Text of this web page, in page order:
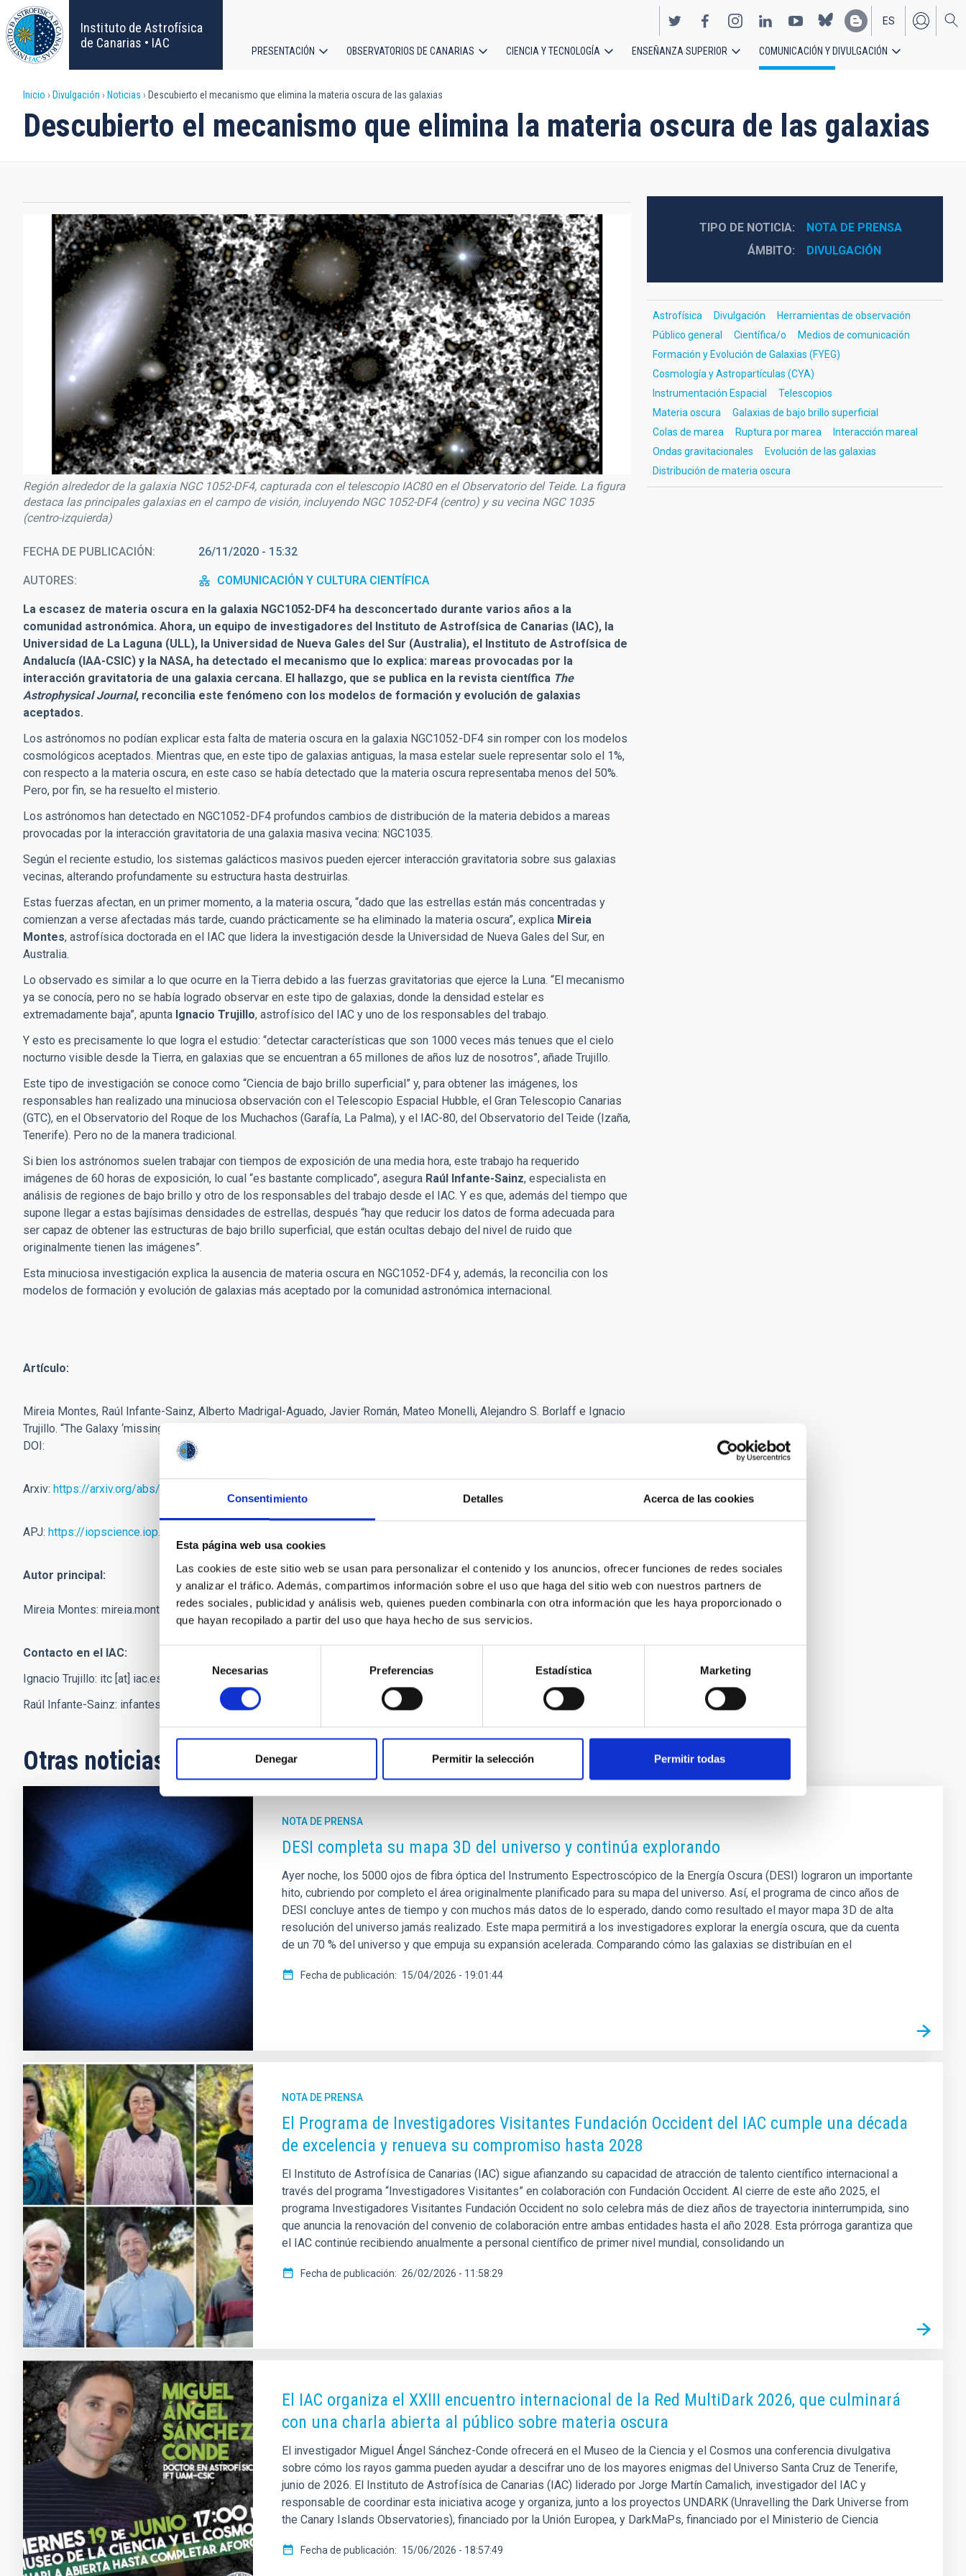
Consentimiento Detalles Acerca de las cookies
Esta página web usa cookies
Las cookies de este sitio web se usan para personalizar el contenido y los anuncios, ofrecer funciones de redes sociales
y analizar el tráfico. Además, compartimos información sobre el uso que haga del sitio web con nuestros partners de
redes sociales, publicidad y análisis web, quienes pueden combinarla con otra información que les haya proporcionado o
que hayan recopilado a partir del uso que haya hecho de sus servicios.
consentimiento
Necesarias Preferencias Estadística Marketing
Denegar Permitir la selección Permitir todas
Pasar
al
contenido
principal
Instituto de Astrofísica
de Canarias • IAC
EN
ES
principal
PRESENTACIÓN OBSERVATORIOS DE CANARIAS CIENCIA Y TECNOLOGÍA ENSEÑANZA SUPERIOR COMUNICACIÓN Y DIVULGACIÓN
Sobrescribir
enlaces
ayuda
navegación
Inicio Divulgación Noticias Descubierto el mecanismo que elimina la materia oscura de las galaxias
Descubierto el mecanismo que elimina la materia oscura de las galaxias
Región alrededor de la galaxia NGC 1052-DF4, capturada con el telescopio IAC80 en el Observatorio del Teide. La figura
destaca las principales galaxias en el campo de visión, incluyendo NGC 1052-DF4 (centro) y su vecina NGC 1035
(centro-izquierda)
FECHA DE PUBLICACIÓN 26/11/2020 - 15:32
AUTORES COMUNICACIÓN Y CULTURA CIENTÍFICA
La escasez de materia oscura en la galaxia NGC1052-DF4 ha desconcertado durante varios años a la
comunidad astronómica. Ahora, un equipo de investigadores del Instituto de Astrofísica de Canarias (IAC), la
Universidad de La Laguna (ULL), la Universidad de Nueva Gales del Sur (Australia), el Instituto de Astrofísica de
Andalucía (IAA-CSIC) y la NASA, ha detectado el mecanismo que lo explica: mareas provocadas por la
interacción gravitatoria de una galaxia cercana. El hallazgo, que se publica en la revista científica The
Astrophysical Journal, reconcilia este fenómeno con los modelos de formación y evolución de galaxias
aceptados.
Los astrónomos no podían explicar esta falta de materia oscura en la galaxia NGC1052-DF4 sin romper con los modelos
cosmológicos aceptados. Mientras que, en este tipo de galaxias antiguas, la masa estelar suele representar solo el 1%,
con respecto a la materia oscura, en este caso se había detectado que la materia oscura representaba menos del 50%.
Pero, por fin, se ha resuelto el misterio.
Los astrónomos han detectado en NGC1052-DF4 profundos cambios de distribución de la materia debidos a mareas
provocadas por la interacción gravitatoria de una galaxia masiva vecina: NGC1035.
Según el reciente estudio, los sistemas galácticos masivos pueden ejercer interacción gravitatoria sobre sus galaxias
vecinas, alterando profundamente su estructura hasta destruirlas.
Estas fuerzas afectan, en un primer momento, a la materia oscura, “dado que las estrellas están más concentradas y
comienzan a verse afectadas más tarde, cuando prácticamente se ha eliminado la materia oscura”, explica Mireia
Montes, astrofísica doctorada en el IAC que lidera la investigación desde la Universidad de Nueva Gales del Sur, en
Australia.
Lo observado es similar a lo que ocurre en la Tierra debido a las fuerzas gravitatorias que ejerce la Luna. “El mecanismo
ya se conocía, pero no se había logrado observar en este tipo de galaxias, donde la densidad estelar es
extremadamente baja”, apunta Ignacio Trujillo, astrofísico del IAC y uno de los responsables del trabajo.
Y esto es precisamente lo que logra el estudio: “detectar características que son 1000 veces más tenues que el cielo
nocturno visible desde la Tierra, en galaxias que se encuentran a 65 millones de años luz de nosotros”, añade Trujillo.
Este tipo de investigación se conoce como “Ciencia de bajo brillo superficial” y, para obtener las imágenes, los
responsables han realizado una minuciosa observación con el Telescopio Espacial Hubble, el Gran Telescopio Canarias
(GTC), en el Observatorio del Roque de los Muchachos (Garafía, La Palma), y el IAC-80, del Observatorio del Teide (Izaña,
Tenerife). Pero no de la manera tradicional.
Si bien los astrónomos suelen trabajar con tiempos de exposición de una media hora, este trabajo ha requerido
imágenes de 60 horas de exposición, lo cual “es bastante complicado”, asegura Raúl Infante-Sainz, especialista en
análisis de regiones de bajo brillo y otro de los responsables del trabajo desde el IAC. Y es que, además del tiempo que
supone llegar a estas bajísimas densidades de estrellas, después “hay que reducir los datos de forma adecuada para
ser capaz de obtener las estructuras de bajo brillo superficial, que están ocultas debajo del nivel de ruido que
originalmente tienen las imágenes”.
Esta minuciosa investigación explica la ausencia de materia oscura en NGC1052-DF4 y, además, la reconcilia con los
modelos de formación y evolución de galaxias más aceptado por la comunidad astronómica internacional.
Artículo:
Mireia Montes, Raúl Infante-Sainz, Alberto Madrigal-Aguado, Javier Román, Mateo Monelli, Alejandro S. Borlaff e Ignacio
Trujillo. “The Galaxy ‘missing dark matter’ NGC1052-DF4 is undergoing tidal disruption”. 2020,
DOI:
Arxiv: https://arxiv.org/abs/2010.09719
APJ: https://iopscience.iop.org/journal/0004-637X
Autor principal:
Mireia Montes: mireia.montes.quiles [at]gmail.com(mireia[dot]montes[dot]quiles[at]gmail[dot]com)
Contacto en el IAC:
Ignacio Trujillo: itc [at] iac.es
(itc[at]iac[dot]es)
Raúl Infante-Sainz: infantesainz gmail.com(infantesainz[at]gmail[dot]com)
TIPO DE NOTICIA
NOTA DE PRENSA
ÁMBITO
DIVULGACIÓN
Astrofísica Divulgación
Herramientas de observación
Público general
Científica/o
Medios de comunicación
Formación y Evolución de Galaxias (FYEG)
Cosmología y Astropartículas (CYA)
Instrumentación Espacial
Telescopios
Materia oscura
Galaxias de bajo brillo superficial
Colas de marea
Ruptura por marea
Interacción mareal
Ondas gravitacionales
Evolución de las galaxias
Distribución de materia oscura
Otras noticias relacionadas
NOTA DE PRENSA
DESI completa su mapa 3D del universo y continúa explorando
Ayer noche, los 5000 ojos de fibra óptica del Instrumento Espectroscópico de la Energía Oscura (DESI) lograron un importante
hito, cubriendo por completo el área originalmente planificado para su mapa del universo. Así, el programa de cinco años de
DESI concluye antes de tiempo y con muchos más datos de lo esperado, dando como resultado el mayor mapa 3D de alta
resolución del universo jamás realizado. Este mapa permitirá a los investigadores explorar la energía oscura, que da cuenta
de un 70 % del universo y que empuja su expansión acelerada. Comparando cómo las galaxias se distribuían en el
Fecha de publicación 15/04/2026 - 19:01:44
NOTA DE PRENSA
El Programa de Investigadores Visitantes Fundación Occident del IAC cumple una década
de excelencia y renueva su compromiso hasta 2028
El Instituto de Astrofísica de Canarias (IAC) sigue afianzando su capacidad de atracción de talento científico internacional a
través del programa “Investigadores Visitantes” en colaboración con Fundación Occident. Al cierre de este año 2025, el
programa Investigadores Visitantes Fundación Occident no solo celebra más de diez años de trayectoria ininterrumpida, sino
que anuncia la renovación del convenio de colaboración entre ambas entidades hasta el año 2028. Esta prórroga garantiza que
el IAC continúe recibiendo anualmente a personal científico de primer nivel mundial, consolidando un
Fecha de publicación 26/02/2026 - 11:58:29
El IAC organiza el XXIII encuentro internacional de la Red MultiDark 2026, que culminará
con una charla abierta al público sobre materia oscura
El investigador Miguel Ángel Sánchez-Conde ofrecerá en el Museo de la Ciencia y el Cosmos una conferencia divulgativa
sobre cómo los rayos gamma pueden ayudar a descifrar uno de los mayores enigmas del Universo Santa Cruz de Tenerife,
junio de 2026. El Instituto de Astrofísica de Canarias (IAC) liderado por Jorge Martín Camalich, investigador del IAC y
responsable de coordinar esta iniciativa acoge y organiza, junto a los proyectos UNDARK (Unravelling the Dark Universe from
the Canary Islands Observatories), financiado por la Unión Europea, y DarkMaPs, financiado por el Ministerio de Ciencia
Fecha de publicación 15/06/2026 - 18:57:49